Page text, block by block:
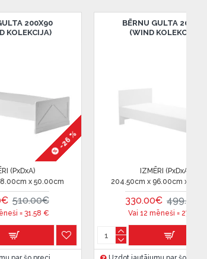
DIVVIETĪGA BĒRNU GULTA 200X90
(WIND KOLEKCIJA)
205.00cm x 97.00cm x 88.00cm
665.00€
Vai 12 mēneši =
DRĒBJU
72.00cm x
Vai 12